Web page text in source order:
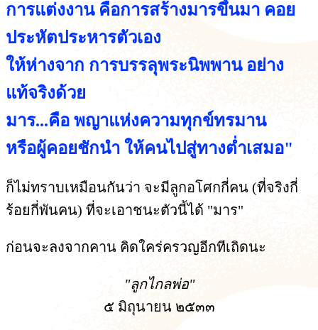
การแต่งงาน คือการสร้างมารขึ้นมา คอย
ประหัตประหารตัวเอง
ให้ห่างจาก การบรรลุพระนิพพาน อย่าง
แท้จริงด้วย
มาร...คือ พญาแห่งความทุกข์ทรมาน
หรือผู้คอยชักนำ ให้คนไปสู่ทางต่ำเสมอ"
ก็ไม่ทราบเหมือนกันว่า จะมีลูกอโศกกี่คน (ที่จริงกี่
ร้อยกี่พันคน) ที่จะเอาชนะตัวนี้ได้ "มาร"
ก่อนจะลงจากคาน คิดใคร่ครวญอีกทีเถิดนะ
"ลูกไกลพ่อ"
๕ มิถุนายน ๒๕๓๓